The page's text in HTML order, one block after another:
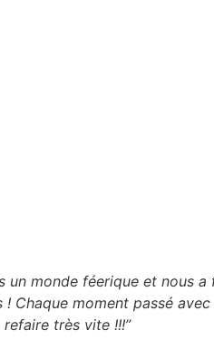
un monde féerique et nous a
Chaque moment passé
très vite !!!”